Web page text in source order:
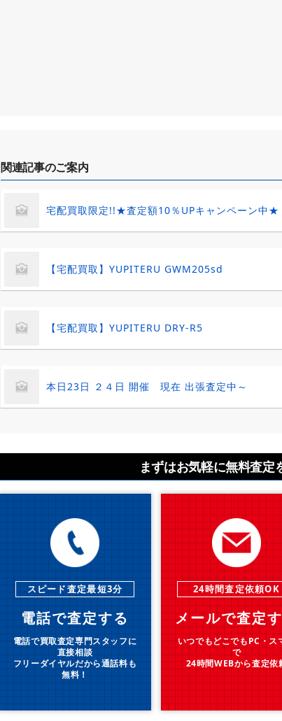
関連記事のご案内
宅配買取限定!!★査定額10％UPキャンペーン中★
【宅配買取】YUPITERU GWM205sd
【宅配買取】YUPITERU DRY-R5
本日23日 ２４日 開催 現在 出張査定中～
まずはお気軽に無料査定
スピード査定最短3分
電話で査定する
電話で買取査定専門スタッフに
直接相談
フリーダイヤルだから通話料も
無料！
24時間査定依頼OK
メールで査定
いつでもどこでもPC・ス
で
24時間WEBから査定依